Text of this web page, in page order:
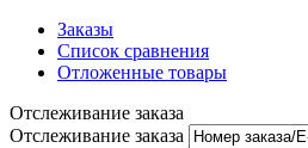
Заказы
Список сравнения
Отложенные товары
Отслеживание заказа
Отслеживание заказа